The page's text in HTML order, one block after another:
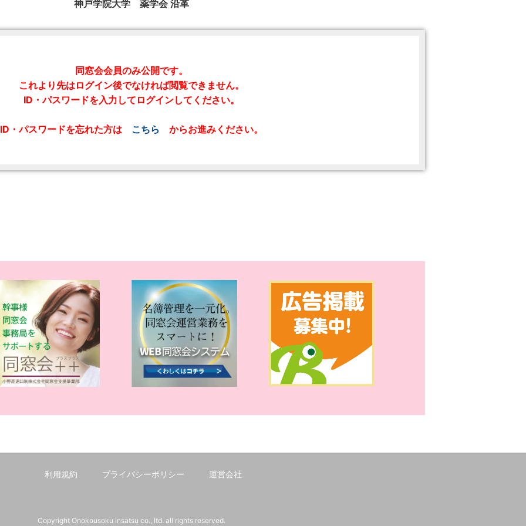
神戸学院大学 薬学会 沿革
同窓会会員のみ公開です。
これより先はログイン後でなければ閲覧できません。
ID・パスワードを入力してログインしてください。
ID・パスワードを忘れた方は こちら からお進みください。
利用規約 プライバシーポリシー 運営会社
Copyright Onokousoku insatsu co., ltd. all rights reserved.